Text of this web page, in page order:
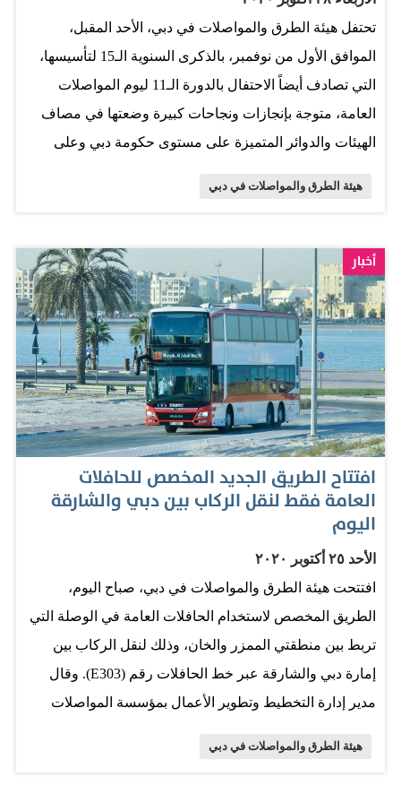
تحتفل هيئة الطرق والمواصلات في دبي، الأحد المقبل،
الموافق الأول من نوفمبر، بالذكرى السنوية الـ15 لتأسيسها،
التي تصادف أيضاً الاحتفال بالدورة الـ11 ليوم المواصلات
العامة، متوجة بإنجازات ونجاحات كبيرة وضعتها في مصاف
الهيئات والدوائر المتميزة على مستوى حكومة دبي وعلى
العديد من المشروعات الاستراتيجية، سواء لتطوير شبكات
الطرق أو شبكات وخدمات النقل الجماعي. وقد تميزت
مسيرة الهيئة بالتركيز على الاستدامة وإحداث نقلة نوعية في
خدمات النقل الجماعي، من خلال تنفيذ مترو دبي وترام دبي،
ومحطات الحافلات الجديدة، وتطوير شبكة وخدمات الحافلات
والنقل البحري، إضافة إلى تطوير شبكة الطرق والجسور
والتقاطعات، والأنظمة التقنية والتطبيقات الذكية، وتطبيق عدد
من سياسات النقل سعياً إلى توفير نظام نقل متكامل
ومستدام. وعبّر المدير العام رئيس مجلس المديرين في هيئة
الطرق والمواصلات، مطر محمد الطاير، عن جزيل الشكر
رئيس الدولة رئيس مجلس الوزراء حاكم دبي، وسمو الشيخ
حمدان بن محمد بن راشد آل مكتوم، ولي عهد دبي رئيس
المجلس التنفيذي، وسمو الشيخ مكتوم بن محمد بن راشد آل
مكتوم، نائب حاكم دبي نائب رئيس المجلس التنفيذي، على
دعمهم الكبير ورعايتهم المستمرة لمسيرة عمل الهيئة،…
هيئة الطرق والمواصلات في دبي
أخبار
افتتاح الطريق الجديد المخصص للحافلات
العامة فقط لنقل الركاب بين دبي والشارقة
اليوم
الأحد ٢٥ أكتوبر ٢٠٢٠
افتتحت هيئة الطرق والمواصلات في دبي، صباح اليوم،
الطريق المخصص لاستخدام الحافلات العامة في الوصلة التي
تربط بين منطقتي الممزر والخان، وذلك لنقل الركاب بين
إمارة دبي والشارقة عبر خط الحافلات رقم (E303). وقال
مدير إدارة التخطيط وتطوير الأعمال بمؤسسة المواصلات
هيئة الطرق والمواصلات في دبي